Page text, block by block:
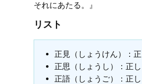
それにあたる。』
リスト
正見（しょうけん）：
正思（しょうし）：正
正語（しょうご）：正